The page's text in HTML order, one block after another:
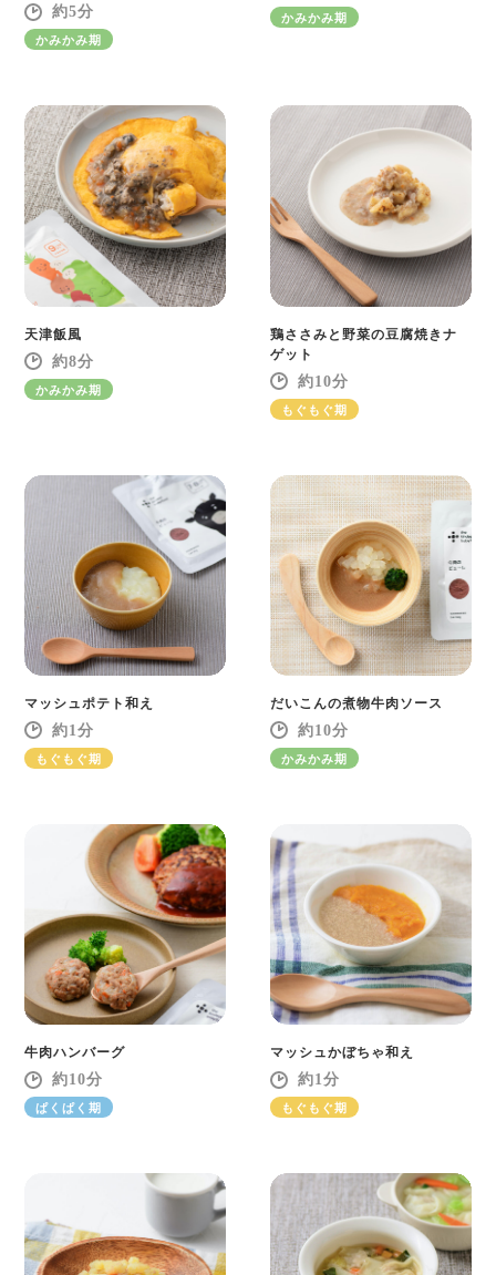
5
かみかみ期
かみかみ期
天津飯風
8
かみかみ期
鶏ささみと野菜の豆腐焼きナ
ゲット
10
もぐもぐ期
マッシュポテト和え
1
もぐもぐ期
だいこんの煮物牛肉ソース
10
かみかみ期
牛肉ハンバーグ
10
ぱくぱく期
マッシュかぼちゃ和え
1
もぐもぐ期